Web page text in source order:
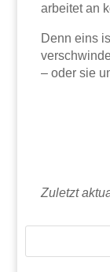
arbeitet an
Denn eins
– oder sie
Zuletzt